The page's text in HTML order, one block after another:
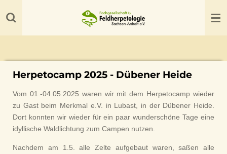
Hauptinhalt
Herpetocamp 2025 - Dübener Heide
Vom 01.-04.05.2025 waren wir mit dem Herpetocamp wieder
zu Gast beim Merkmal e.V. in Lubast, in der Dübener Heide.
Dort konnten wir wieder für ein paar wunderschöne Tage eine
idyllische Waldlichtung zum Campen nutzen.
Nachdem am 1.5. alle Zelte aufgebaut waren, saßen alle